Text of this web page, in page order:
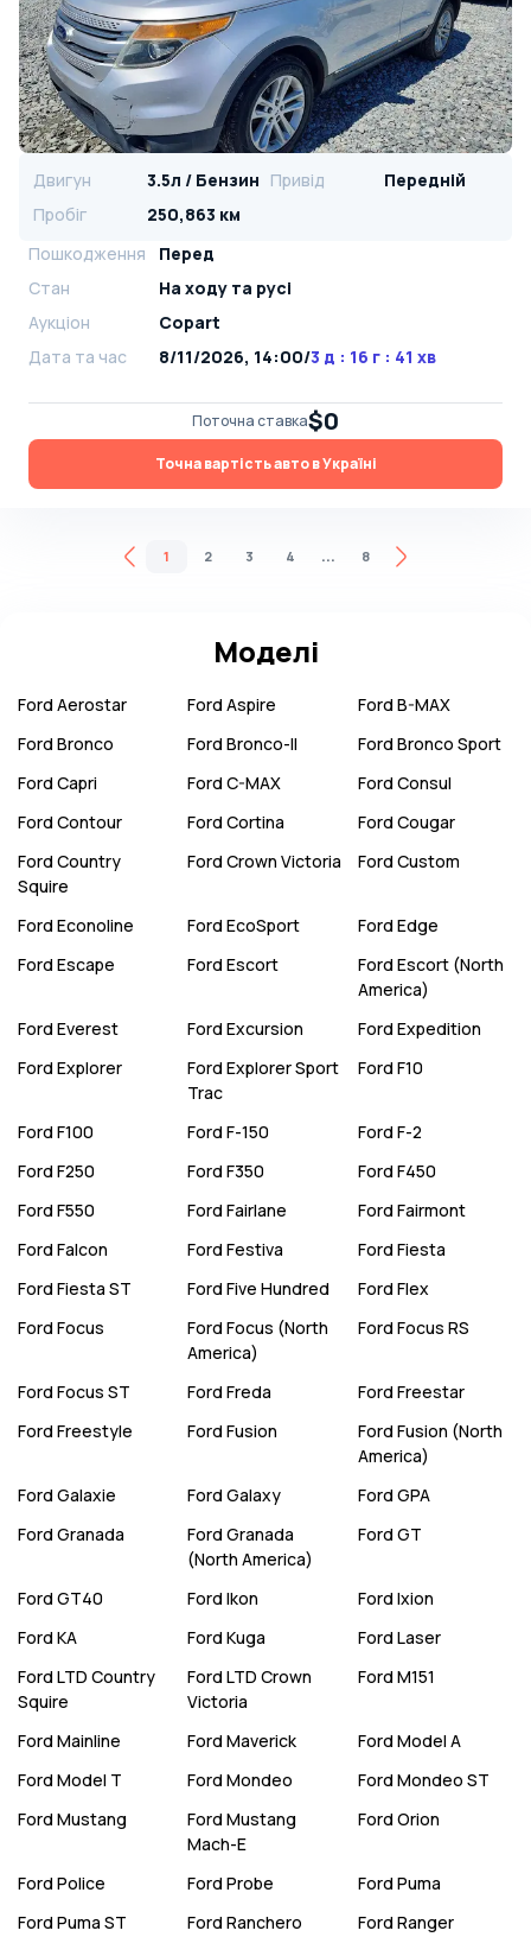
Двигун 3.5л / Бензин Привід
Передній
Пробіг
250,863 км
Пошкодження
Перед
Стан
На ​​ходу та русі
Аукціон
Copart
Дата та час
8/11/2026, 14:00/3 д : 16 г : 41 хв
Поточна ставка$0
Точна вартість авто в Україні
1 2 3 4 ... 8
Моделі
Ford Aerostar Ford Aspire Ford B-MAX
Ford Bronco Ford Bronco-II Ford Bronco Sport
Ford Capri Ford C-MAX Ford Consul
Ford Contour Ford Cortina Ford Cougar
Ford Country
Squire
Ford Crown Victoria Ford Custom
Ford Econoline Ford EcoSport Ford Edge
Ford Escape Ford Escort Ford Escort (North
America)
Ford Everest Ford Excursion Ford Expedition
Ford Explorer Ford Explorer Sport
Trac
Ford F10
Ford F100 Ford F-150 Ford F-2
Ford F250 Ford F350 Ford F450
Ford F550 Ford Fairlane Ford Fairmont
Ford Falcon Ford Festiva Ford Fiesta
Ford Fiesta ST Ford Five Hundred Ford Flex
Ford Focus Ford Focus (North
America)
Ford Focus RS
Ford Focus ST Ford Freda Ford Freestar
Ford Freestyle Ford Fusion Ford Fusion (North
America)
Ford Galaxie Ford Galaxy Ford GPA
Ford Granada Ford Granada
(North America)
Ford GT
Ford GT40 Ford Ikon Ford Ixion
Ford KA Ford Kuga Ford Laser
Ford LTD Country
Squire
Ford LTD Crown
Victoria
Ford M151
Ford Mainline Ford Maverick Ford Model A
Ford Model T Ford Mondeo Ford Mondeo ST
Ford Mustang Ford Mustang
Mach-E
Ford Orion
Ford Police Ford Probe Ford Puma
Ford Puma ST Ford Ranchero Ford Ranger